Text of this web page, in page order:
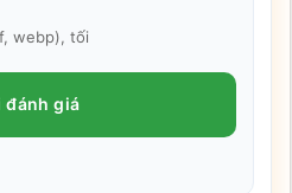
webp), tối
đánh giá